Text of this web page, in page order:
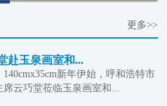
更多>>
赴玉泉画室和...
新年伊始，呼和浩特市
席云巧堂莅临玉泉画室和...